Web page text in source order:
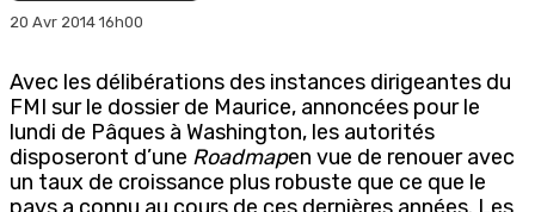
20 Avr 2014 16h00
Avec les délibérations des instances dirigeantes du
FMI sur le dossier de Maurice, annoncées pour le
lundi de Pâques à Washington, les autorités
disposeront d’une Roadmapen vue de renouer avec
un taux de croissance plus robuste que ce que le